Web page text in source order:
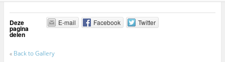
Deze
pagina
delen
E-mail Facebook Twitter
« Back to Gallery